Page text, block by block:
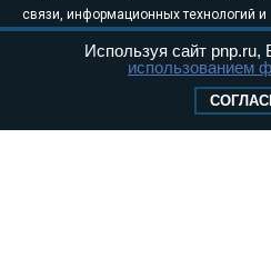
связи, информационных технологий и
массовых коммуникаций
августа 2011 года. 18+
Свидетельство о регистрации Эл №
Используя сайт pnp.ru,
использованием